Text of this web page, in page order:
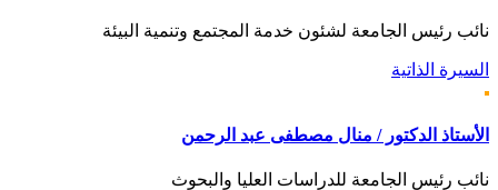
نائب رئيس الجامعة لشئون خدمة المجتمع وتنمية البيئة
السيرة الذاتية
الأستاذ الدكتور / منال مصطفى عبد الرحمن
نائب رئيس الجامعة للدراسات العليا والبحوث